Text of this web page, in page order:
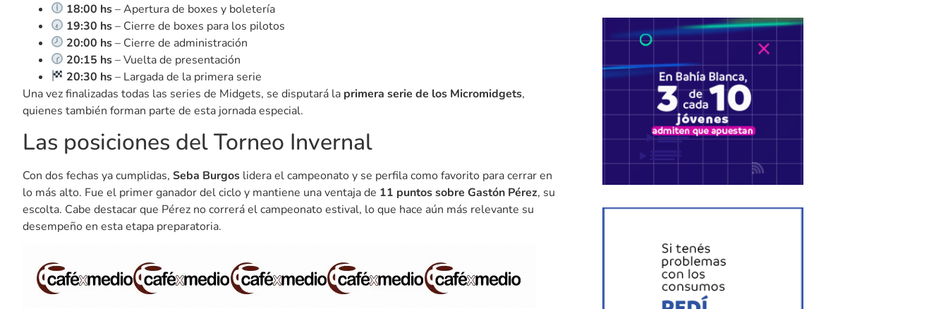
18:00 hs– Apertura de boxes y boletería
19:30 hs– Cierre de boxes para los pilotos
20:00 hs– Cierre de administración
20:15 hs– Vuelta de presentación
20:30 hs– Largada de la primera serie
Una vez finalizadas todas las series de Midgets, se disputará la primera serie de los Micromidgets,
quienes también forman parte de esta jornada especial.
Las posiciones del Torneo Invernal
Con dos fechas ya cumplidas, Seba Burgos lidera el campeonato y se perfila como favorito para cerrar en
lo más alto. Fue el primer ganador del ciclo y mantiene una ventaja de 11 puntos sobre Gastón Pérez, su
escolta. Cabe destacar que Pérez no correrá el campeonato estival, lo que hace aún más relevante su
desempeño en esta etapa preparatoria.